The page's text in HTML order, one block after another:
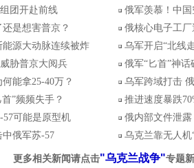
团开赴前线
俄军羡慕！中国
是想害普京？
俄核心电子工
源大动脉连续被炸
乌军开启“北线
胁普京大阅兵
俄军“匕首”神
能拿25-40万？
乌军跨域打击
”频频失手？
推进速度暴跌
可能是原型机
俄内部文件泄
俄军苏-57
乌克兰靠无人
更多相关新闻请点击"乌克兰战争"专题